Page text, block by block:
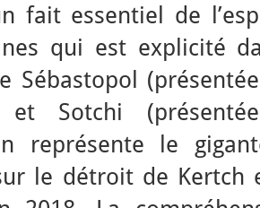
fait essentiel de
qui est explicité
Sébastopol
et Sotchi
représente le
le détroit de Kertch